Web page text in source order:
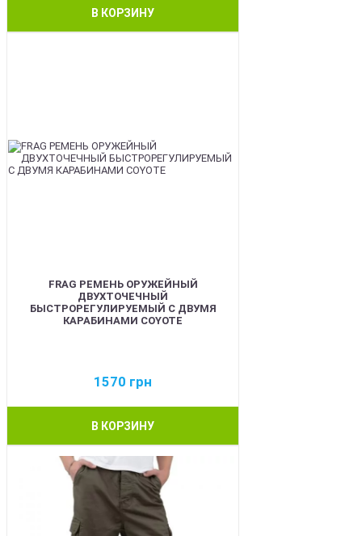
В КОРЗИНУ
FRAG РЕМЕНЬ ОРУЖЕЙНЫЙ
ДВУХТОЧЕЧНЫЙ
БЫСТРОРЕГУЛИРУЕМЫЙ С ДВУМЯ
КАРАБИНАМИ COYOTE
1570 грн
В КОРЗИНУ